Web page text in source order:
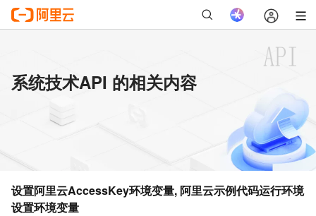
系统技术API 的相关内容
设置阿里云AccessKey环境变量, 阿里云示例代码运行环境
设置环境变量